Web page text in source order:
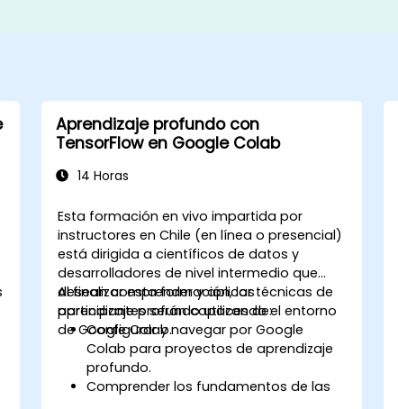
Aprendizaje profundo con
TensorFlow en Google Colab
14 Horas
Esta formación en vivo impartida por
instructores en Chile (en línea o presencial)
está dirigida a científicos de datos y
desarrolladores de nivel intermedio que
desean comprender y aplicar técnicas de
aprendizaje profundo utilizando el entorno
de Google Colab.
Al finalizar esta formación, los
participantes serán capaces de:
Configurar y navegar por Google
Colab para proyectos de aprendizaje
profundo.
Comprender los fundamentos de las